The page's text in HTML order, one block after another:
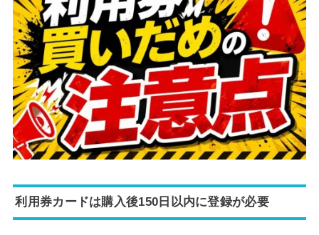
利用券カードは購入後150日以内に登録が必要